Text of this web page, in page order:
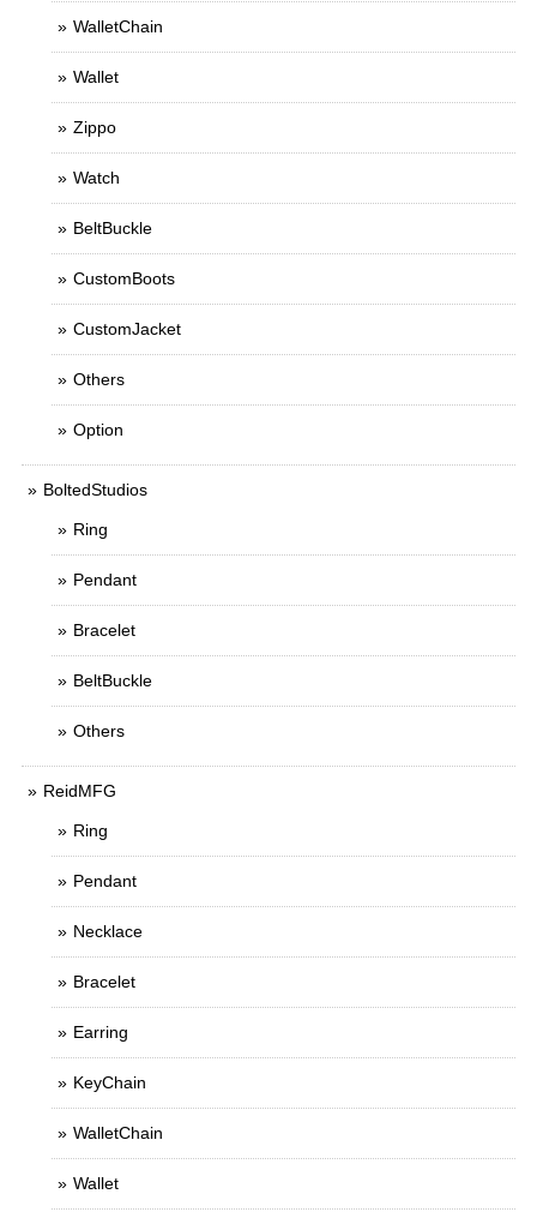
WalletChain
Wallet
Zippo
Watch
BeltBuckle
CustomBoots
CustomJacket
Others
Option
BoltedStudios
Ring
Pendant
Bracelet
BeltBuckle
Others
ReidMFG
Ring
Pendant
Necklace
Bracelet
Earring
KeyChain
WalletChain
Wallet